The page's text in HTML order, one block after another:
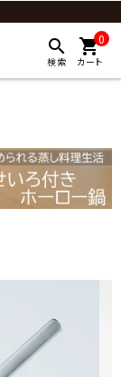
search
検索
0
shopping_cart
カート